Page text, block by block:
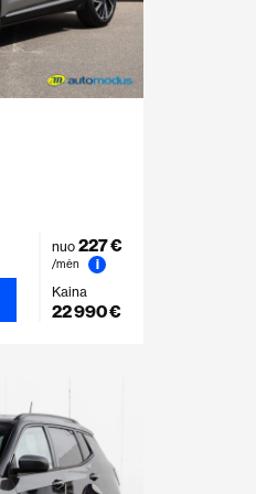
nuo 227 €
/mėn
i
Kaina
22 990 €